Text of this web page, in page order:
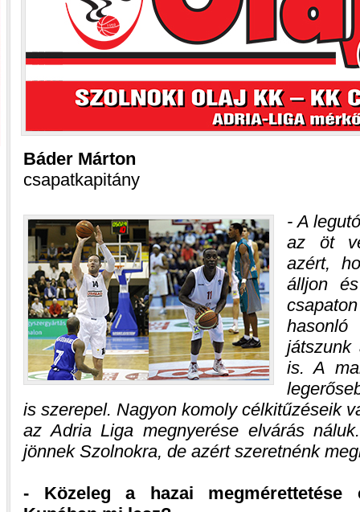
Báder Márton
csapatkapitány
- A
az öt
azért,
álljon
játszunk
is. A
is szerepel. Nagyon komoly célkitűzéseik
az Adria Liga megnyerése elvárás
jönnek Szolnokra, de azért szeretnénk
- Közeleg a hazai megmérettetése